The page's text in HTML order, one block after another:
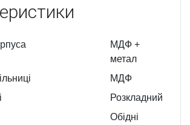
МДФ +
метал
МДФ
Розкладний
Обідні